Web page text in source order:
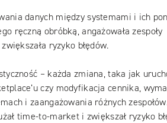
danych między systemami i ich
ręczną obróbką, angażowała zespoły
ryzyko błędów.
– każda zmiana, taka jak
czy modyfikacja cennika,
i zaangażowania różnych
time-to-market i zwiększał ryzyko